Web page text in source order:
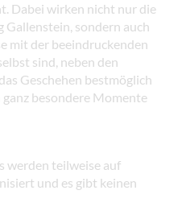
Dabei wirken nicht nur die
sondern auch
mit der beeindruckenden
sind, neben den
Geschehen bestmöglich
besondere Momente
werden teilweise auf
und es gibt keinen